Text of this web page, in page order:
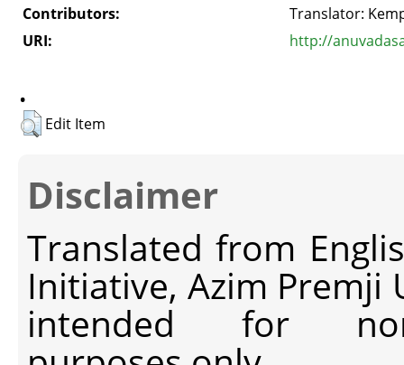
Contributors:
Translator:
URI:
http://
.
Edit Item
Disclaimer
Translated from
Initiative, Azim Premji
intended for non-